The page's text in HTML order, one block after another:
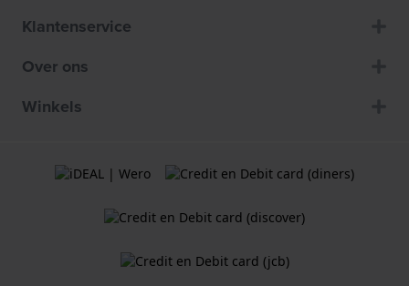
Klantenservice
Over ons
Winkels